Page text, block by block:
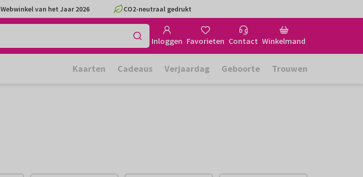
Webwinkel van het Jaar 2026 CO2-neutraal gedrukt
Inloggen Favorieten Contact Winkelmand
Kaarten Cadeaus Verjaardag Geboorte Trouwen